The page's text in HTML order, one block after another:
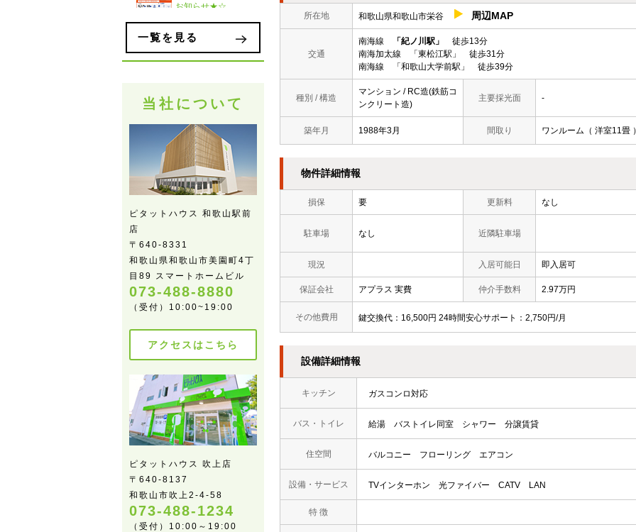
所在地 和歌山県和歌山市栄谷 周辺MAP
交通
南海線 「紀ノ川駅」
徒歩13分
南海加太線 「東松江駅」 徒歩31分
南海線 「和歌山大学前駅」 徒歩39分
種別 / 構造
マンション / RC造(鉄筋コ
ンクリート造)
主要採光面 -
築年月 1988年3月 間取り ワンルーム（ 洋室11畳
物件詳細情報
損保 要 更新料 なし
駐車場 なし 近隣駐車場
現況 入居可能日 即入居可
保証会社 アプラス 実費 仲介手数料 2.97万円
その他費用 鍵交換代：16,500円 24時間安心サポート：2,750円/月
設備詳細情報
キッチン ガスコンロ対応
バス・トイレ 給湯 バストイレ同室 シャワー 分譲賃貸
住空間 バルコニー フローリング エアコン
設備・サービス TVインターホン 光ファイバー CATV LAN
特 徴
一覧を見る
当社について
ピタットハウス 和歌山駅前
店
〒640-8331
和歌山県和歌山市美園町4丁
目89 スマートホームビル
073-488-8880
（受付）10:00~19:00
アクセスはこちら
ピタットハウス 吹上店
〒640-8137
和歌山市吹上2-4-58
073-488-1234
（受付）10:00～19:00